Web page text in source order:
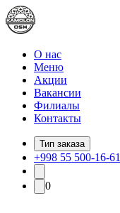
О нас
Меню
Акции
Вакансии
Филиалы
Контакты
Тип заказа
+998 55 500-16-61
0